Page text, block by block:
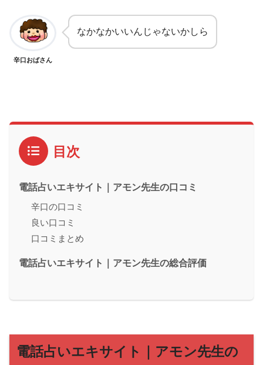
辛口おばさん
なかなかいいんじゃないかしら
目次
電話占いエキサイト｜アモン先生の口コミ
辛口の口コミ
良い口コミ
口コミまとめ
電話占いエキサイト｜アモン先生の総合評価
電話占いエキサイト｜アモン先生の